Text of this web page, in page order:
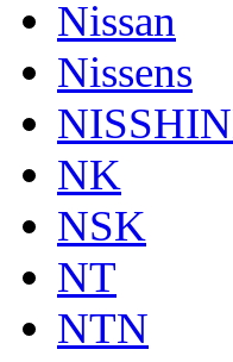
Nissan
Nissens
NK
NSK
NT
NTN